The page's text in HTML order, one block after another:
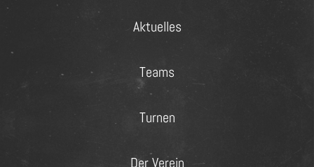
Aktuelles
Teams
Turnen
Der Verein